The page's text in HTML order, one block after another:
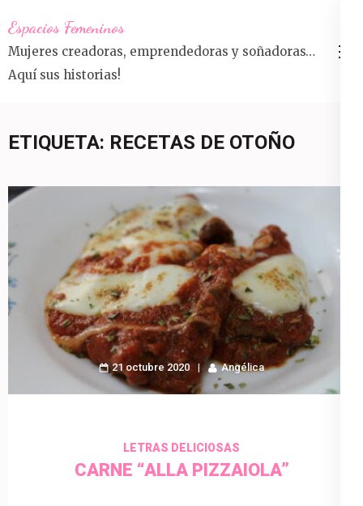
al
contenido
(presiona
Intro)
Espacios Femeninos
Mujeres creadoras, emprendedoras y soñadoras…
Aquí sus historias!
ETIQUETA: RECETAS DE OTOÑO
21 octubre 2020 Angélica
LETRAS DELICIOSAS
CARNE “ALLA PIZZAIOLA”